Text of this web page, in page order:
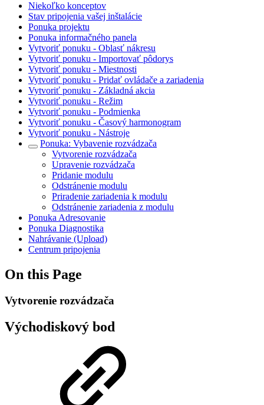
Niekoľko konceptov
Stav pripojenia vašej inštalácie
Ponuka projektu
Ponuka informačného panela
Vytvoriť ponuku - Oblasť nákresu
Vytvoriť ponuku - Importovať pôdorys
Vytvoriť ponuku - Miestnosti
Vytvoriť ponuku - Pridať ovládače a zariadenia
Vytvoriť ponuku - Základná akcia
Vytvoriť ponuku - Režim
Vytvoriť ponuku - Podmienka
Vytvoriť ponuku - Časový harmonogram
Vytvoriť ponuku - Nástroje
Ponuka: Vybavenie rozvádzača
Vytvorenie rozvádzača
Upravenie rozvádzača
Pridanie modulu
Odstránenie modulu
Priradenie zariadenia k modulu
Odstránenie zariadenia z modulu
Ponuka Adresovanie
Ponuka Diagnostika
Nahrávanie (Upload)
Centrum pripojenia
On this Page
Vytvorenie rozvádzača
Východiskový bod